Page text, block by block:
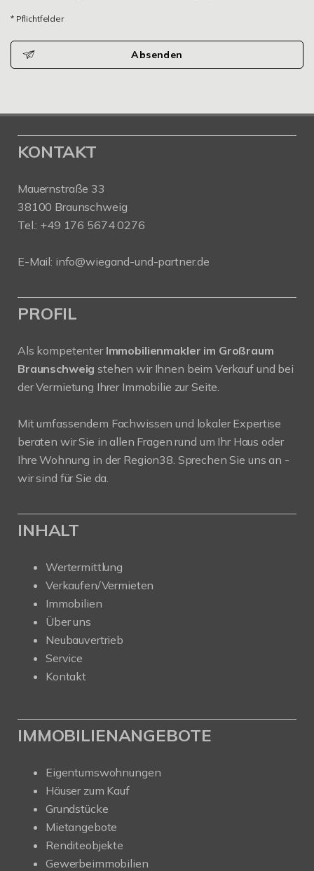
* Pflichtfelder
Absenden
KONTAKT
Mauernstraße 33
38100 Braunschweig
Tel.: +49 176 5674 0276
E-Mail: info@wiegand-und-partner.de
PROFIL
Als kompetenter Immobilienmakler im Großraum
Braunschweigstehen wir Ihnen beim Verkauf und bei
der Vermietung Ihrer Immobilie zur Seite.
Mit umfassendem Fachwissen und lokaler Expertise
beraten wir Sie in allen Fragen rund um Ihr Haus oder
Ihre Wohnung in der Region38. Sprechen Sie uns an -
wir sind für Sie da.
INHALT
Wertermittlung
Verkaufen/Vermieten
Immobilien
Über uns
Neubauvertrieb
Service
Kontakt
IMMOBILIENANGEBOTE
Eigentumswohnungen
Häuser zum Kauf
Grundstücke
Mietangebote
Renditeobjekte
Gewerbeimmobilien